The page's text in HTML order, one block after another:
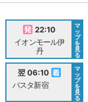
22:10
イオンモール伊
丹
マ
ッ
プ
を
見
る
翌 06:10
バスタ新宿
マ
ッ
プ
を
見
る